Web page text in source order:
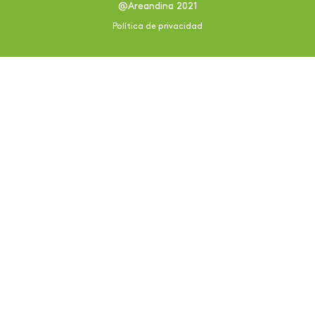
@Areandina 2021
Política de privacidad